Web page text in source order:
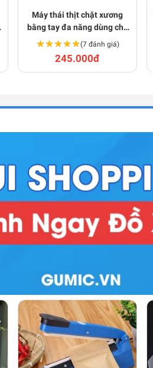
Máy thái thịt chặt xương
bằng tay đa năng dùng cho
nhà bếp E105
★★★★★
★★★★★(7 đánh giá)
245.000đ